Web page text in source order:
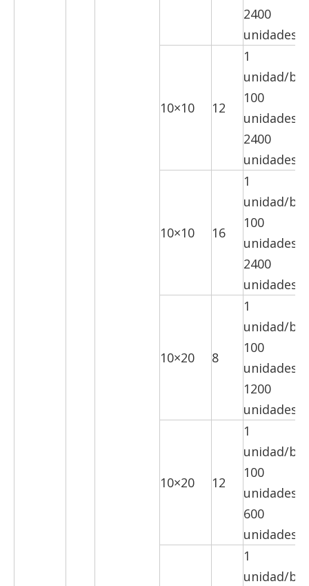
2400
unidades/
10×10 12
1
unidad/
100
unidades/
2400
unidades/
10×10 16
1
unidad/
100
unidades/
2400
unidades/
10×20 8
1
unidad/
100
unidades/
1200
unidades/
10×20 12
1
unidad/
100
unidades/
600
unidades/
1
unidad/